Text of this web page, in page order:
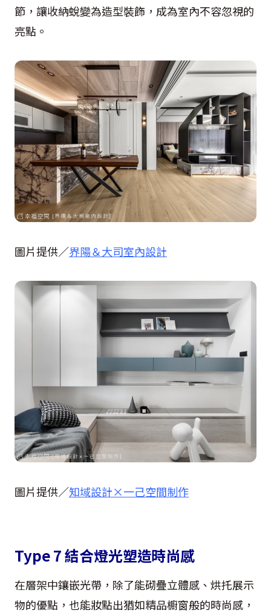
節，讓收納蛻變為造型裝飾，成為室內不容忽視的
亮點。
圖片提供／界陽＆大司室內設計
圖片提供／知域設計×一己空間制作
Type 7 結合燈光塑造時尚感
在層架中鑲嵌光帶，除了能砌疊立體感、烘托展示
物的優點，也能妝點出猶如精品櫥窗般的時尚感，